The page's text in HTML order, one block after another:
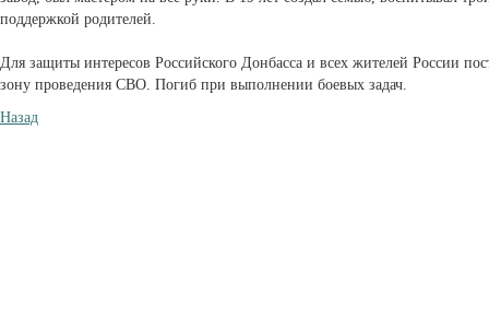
поддержкой родителей.
Для защиты интересов Российского Донбасса и всех жителей России
зону проведения СВО. Погиб при выполнении боевых задач.
Назад